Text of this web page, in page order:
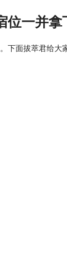
位一并拿
下面拔萃君给大